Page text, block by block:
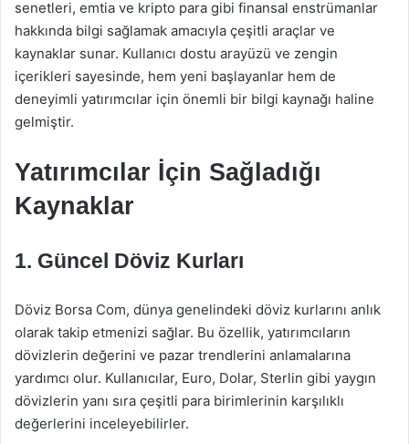
senetleri, emtia ve kripto para gibi finansal enstrümanlar
hakkında bilgi sağlamak amacıyla çeşitli araçlar ve
kaynaklar sunar. Kullanıcı dostu arayüzü ve zengin
içerikleri sayesinde, hem yeni başlayanlar hem de
deneyimli yatırımcılar için önemli bir bilgi kaynağı haline
gelmiştir.
Yatırımcılar İçin Sağladığı
Kaynaklar
1. Güncel Döviz Kurları
Döviz Borsa Com, dünya genelindeki döviz kurlarını anlık
olarak takip etmenizi sağlar. Bu özellik, yatırımcıların
dövizlerin değerini ve pazar trendlerini anlamalarına
yardımcı olur. Kullanıcılar, Euro, Dolar, Sterlin gibi yaygın
dövizlerin yanı sıra çeşitli para birimlerinin karşılıklı
değerlerini inceleyebilirler.